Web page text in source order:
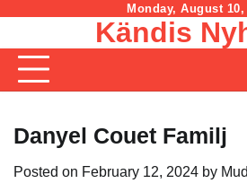
content
Monday, August 10,
Kändis
Danyel Couet Familj
Posted on February 12, 2024 by